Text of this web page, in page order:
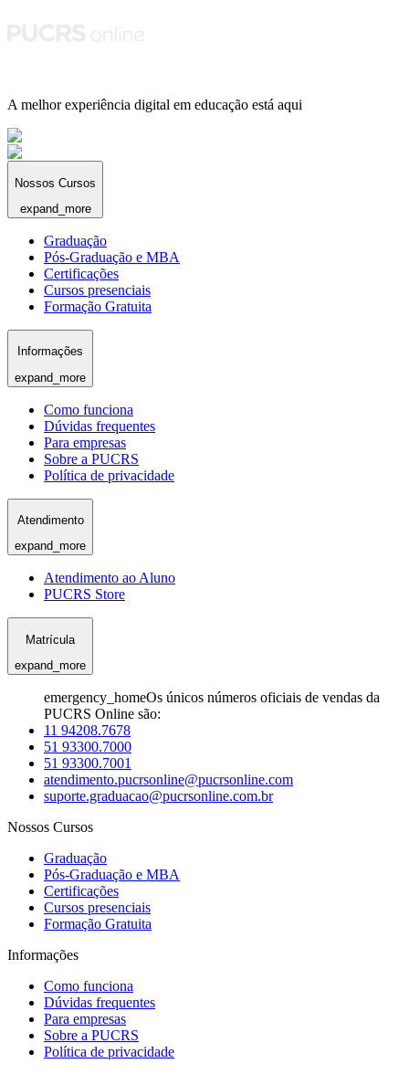
A melhor experiência digital em educação está aqui
Nossos Cursos
expand_more
Graduação
Pós-Graduação e MBA
Certificações
Cursos presenciais
Formação Gratuita
Informações
expand_more
Como funciona
Dúvidas frequentes
Para empresas
Sobre a PUCRS
Política de privacidade
Atendimento
expand_more
Atendimento ao Aluno
PUCRS Store
Matrícula
expand_more
emergency_homeOs únicos números oficiais de vendas da
PUCRS Online são:
11 94208.7678
51 93300.7000
51 93300.7001
atendimento.pucrsonline@pucrsonline.com
suporte.graduacao@pucrsonline.com.br
Nossos Cursos
Graduação
Pós-Graduação e MBA
Certificações
Cursos presenciais
Formação Gratuita
Informações
Como funciona
Dúvidas frequentes
Para empresas
Sobre a PUCRS
Política de privacidade